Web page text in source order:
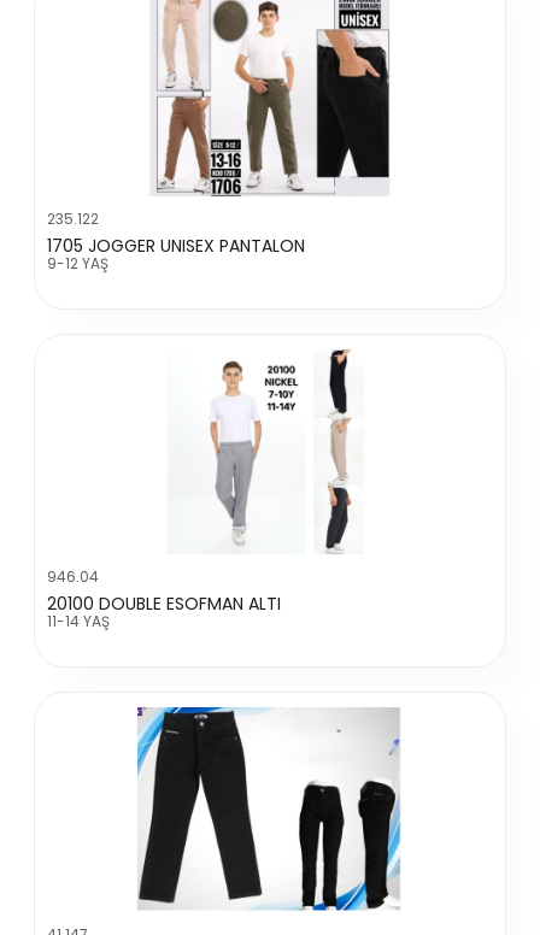
235.122
1705 JOGGER UNISEX PANTALON
9-12 YAŞ
946.04
20100 DOUBLE ESOFMAN ALTI
11-14 YAŞ